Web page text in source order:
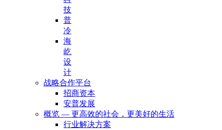
技
普
冷
海
屹
设
计
战略合作平台
招商资本
安普发展
概览 — 更高效的社会，更美好的生活
行业解决方案